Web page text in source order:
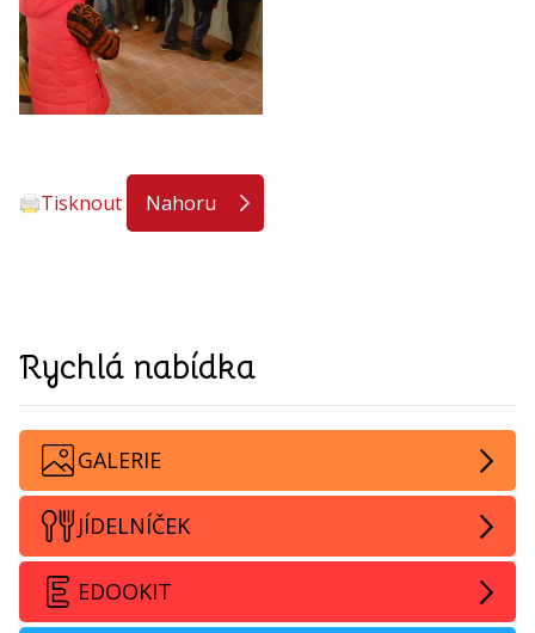
Tisknout Nahoru
Rychlá nabídka
GALERIE
JÍDELNÍČEK
EDOOKIT